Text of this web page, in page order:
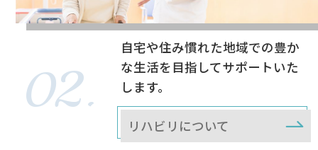
自宅や住み慣れた地域での豊か
な生活を目指してサポートいた
します。
リハビリについて